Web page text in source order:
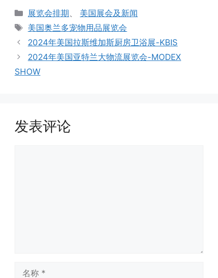
分
类
展览会排期、 美国展会及新闻
标
签
美国奥兰多宠物用品展览会
2024年美国拉斯维加斯厨房卫浴展-KBIS
2024年美国亚特兰大物流展览会-MODEX
SHOW
发表评论